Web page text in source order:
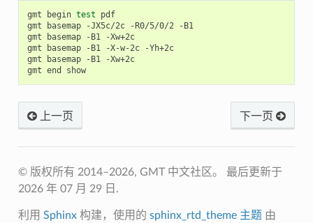
gmt begin test
pdf
gmt
basemap -JX5c/2c -R0/5/0/2
-B1
gmt
basemap -B1
-Xw+2c
gmt
basemap -B1 -X-w-2c
-Yh+2c
gmt
basemap -B1
-Xw+2c
gmt end show
上一页 下一页
© 版权所有 2014–2026, GMT 中文社区。 最后更新于
2026 年 07 月 29 日.
利用 Sphinx构建，使用的 sphinx_rtd_theme 主题 由